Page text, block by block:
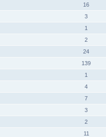
16
3
1
2
24
139
1
4
7
3
2
11